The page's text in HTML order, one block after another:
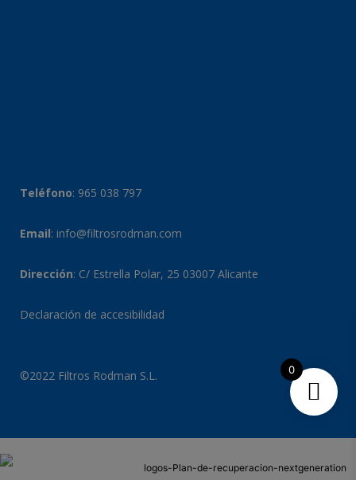
Teléfono: 965 038 797
Email: info@filtrosrodman.com
Dirección: C/ Estrella Polar, 25 03007 Alicante
Declaración de accesibilidad
©2022 Filtros Rodman S.L. 0